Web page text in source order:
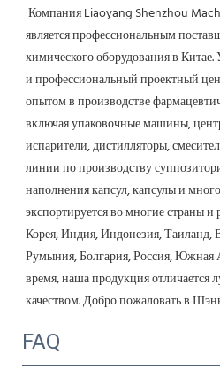
является профессиональным
химического оборудования в
и профессиональный проектный
опытом в производстве
включая упаковочные машины,
испарители, дистилляторы,
линии по производству
наполнения капсул, капсулы и
экспортируется во многие страны
Корея, Индия, Индонезия, Таиланд,
Румыния, Болгария, Россия, Южная
время, наша продукция
качеством. Добро пожаловать в
FAQ